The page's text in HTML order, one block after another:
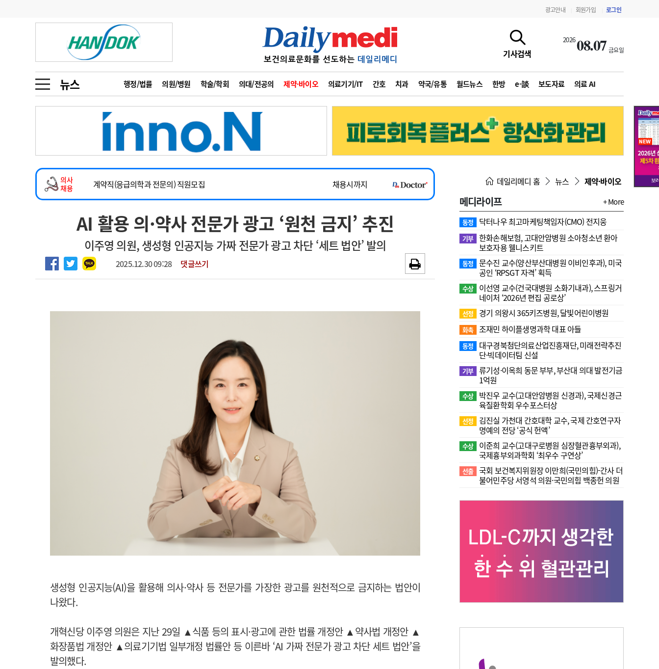
광고안내 회원가입 로그인
기사검색
202608.07 금요일
뉴스 행정/법률 의원/병원 학술/학회 의대/전공의 제약·바이오 의료기기/IT 간호 치과 약국/유통 월드뉴스 한방 e-談 보도자료 의료 AI
금주의 검색어
1
의사인력 수급 추계
3
AI의료
4
전공의 모집 결과
6
관리급여 실시
수련환경 개선
의과대학 입시
인사 사고
오피니언 수첩
인물 초대석 피플
동영상뉴스
포토뉴스
메디 Hospital 지역병원 중소병원
인포메이션 행정처분 판례 정책/통계 공시 지침·기준·평가 약제급여 심사 결과
회사소개 법적고지 광고안내
의사
채용
2026년 하반기 인턴 모집
~2026-08-31
마취통증의학과 임기제 임상의사 채용
채용시까지
소아청소년과(소아응급전담) 계약직 의사 공개채용
채용시까지
하반기 전공의(레지던트1년차) 모집
~2026-08-15
2026년 하반기 인턴 모집
~2026-08-31
마취통증의학과 임기제 임상의사 채용
채용시까지
AI 활용 의·약사 전문가 광고 ‘원천 금지’ 추진
이주영 의원, 생성형 인공지능 가짜 전문가 광고 차단 ‘세트 법안’ 발의
2025.12.30 09:28 댓글쓰기
생성형 인공지능(AI)을 활용해 의사·약사 등 전문가를 가장한 광고를 원천적으로 금지하는 법안이
나왔다.
개혁신당 이주영 의원은 지난 29일 ▲식품 등의 표시·광고에 관한 법률 개정안 ▲약사법 개정안 ▲
화장품법 개정안 ▲의료기기법 일부개정 법률안 등 이른바 ‘AI 가짜 전문가 광고 차단 세트 법안’을
발의했다.
데일리메디 홈 뉴스 제약·바이오
메디라이프 + More
동정 닥터나우 최고마케팅책임자(CMO) 전지웅
기부 한화손해보험, 고대안암병원 소아청소년 환아
보호자용 웰니스키트
동정
문수진 교수( 양산부산대병원 이비인후과), 미국
공인 ‘RPSGT 자격’ 획득
수상
이선영 교수(건국대병원 소화기내과), 스프링거
네이처 ‘2026년 편집 공로상’
선정 경기 의왕시 365키즈병원, 달빛어린이병원
화촉 조재민 하이플생명과학 대표 아들
동정
대구경북첨단의료산업진흥재단, 미래전략추진
단·빅데이터팀 신설
기부 류기성·이옥희 동문 부부, 부산대 의대 발전기금
1억원
수상
박진우 교수(고대안암병원 신경과), 국제신경근
육질환학회 우수포스터상
선정
김진실 가천대 간호대학 교수, 국제 간호연구자
명예의 전당 ‘공식 헌액’
수상
이준희 교수(고대구로병원 심장혈관흉부외과),
국제흉부외과학회 ‘최우수 구연상’
선출 국회 보건복지위원장 이만희(국민의힘)-간사 더
불어민주당 서영석 의원·국민의힘 백종헌 의원